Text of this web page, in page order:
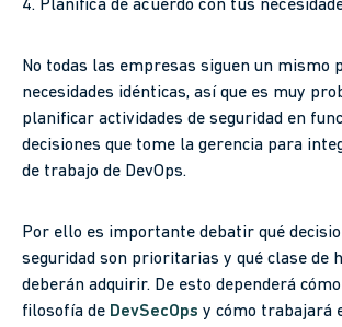
4. Planifica de acuerdo con tus
No todas las empresas siguen un mismo
necesidades idénticas, así que es muy
planificar actividades de seguridad en
decisiones que tome la gerencia para
de trabajo de DevOps.
Por ello es importante debatir qué
seguridad son prioritarias y qué clase de
deberán adquirir. De esto dependerá
filosofía de DevSecOps y cómo trabajará